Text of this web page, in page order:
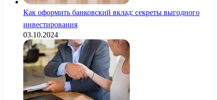
Как оформить банковский вклад: секреты выгодного
инвестирования
03.10.2024